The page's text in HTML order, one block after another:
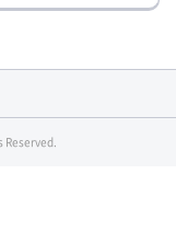
Reserved.